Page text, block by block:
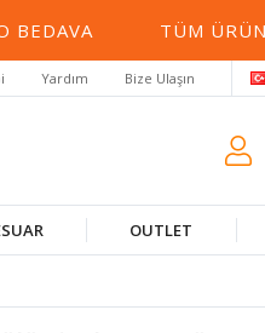
TÜM
Yardım Bize Ulaşın
OUTLET